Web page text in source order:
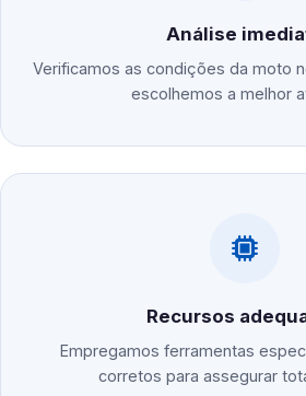
Análise
Verificamos as condições da moto
escolhemos a melhor
Recursos
Empregamos ferramentas
corretos para assegurar